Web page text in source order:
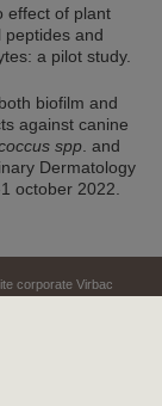
effect of plant
and
a pilot study.
biofilm and
against canine
spp. and
Dermatology
october 2022.
corporate Virbac